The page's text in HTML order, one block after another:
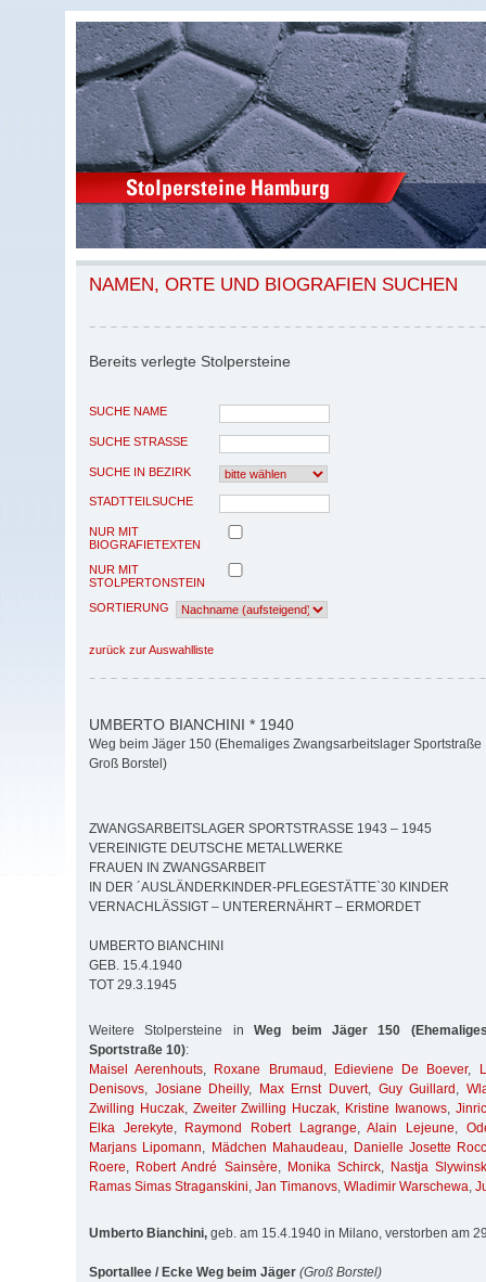
NAMEN, ORTE UND BIOGRAFIEN SUCHEN
Bereits verlegte Stolpersteine
SUCHE NAME
SUCHE STRASSE
SUCHE IN BEZIRK
STADTTEILSUCHE
NUR MIT
BIOGRAFIETEXTEN
NUR MIT
STOLPERTONSTEIN
SORTIERUNG
zurück zur Auswahlliste
UMBERTO BIANCHINI * 1940
Weg beim Jäger 150 (Ehemaliges Zwangsarbeitslager
Groß Borstel)
ZWANGSARBEITSLAGER SPORTSTRASSE 1943 – 1945
VEREINIGTE DEUTSCHE METALLWERKE
FRAUEN IN ZWANGSARBEIT
IN DER ´AUSLÄNDERKINDER-PFLEGESTÄTTE`30 KINDER
VERNACHLÄSSIGT – UNTERERNÄHRT – ERMORDET
UMBERTO BIANCHINI
GEB. 15.4.1940
TOT 29.3.1945
Weitere Stolpersteine inWeg beim Jäger 150
Sportstraße 10):
Maisel Aerenhouts, Roxane Brumaud , Edieviene De Boever,
Denisovs, Josiane Dheilly, Max Ernst Duvert, Guy Guillard ,
Zwilling Huczak, Zweiter Zwilling Huczak, Kristine Iwanows,
Elka Jerekyte, Raymond Robert Lagrange,Alain Lejeune,
Marjans Lipomann, Mädchen Mahaudeau, Danielle Josette
Roere, Robert André Sainsère, Monika Schirck, Nastja
Ramas Simas Straganskini, Jan Timanovs, Wladimir Warschewa,
Umberto Bianchini, geb. am 15.4.1940 in Milano, verstorben am
Sportallee / Ecke Weg beim Jäger (Groß Borstel)